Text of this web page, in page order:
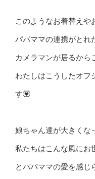
このようなお着替えや
パパママの連携がとれ
カメラマンが居るか
わたしはこうしたオフ
す💟
娘ちゃん達が大きくな
私たちはこんな風にお
とパパママの愛を感じ